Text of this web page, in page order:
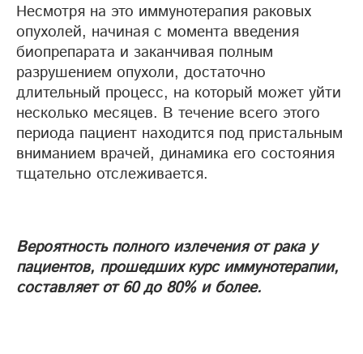
Несмотря на это иммунотерапия раковых
опухолей, начиная с момента введения
биопрепарата и заканчивая полным
разрушением опухоли, достаточно
длительный процесс, на который может уйти
несколько месяцев. В течение всего этого
периода пациент находится под пристальным
вниманием врачей, динамика его состояния
тщательно отслеживается.
Вероятность полного излечения от рака у
пациентов, прошедших курс иммунотерапии,
составляет от 60 до 80% и более.